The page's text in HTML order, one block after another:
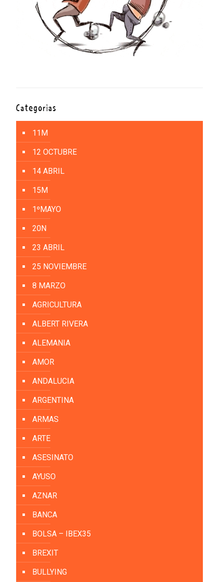
Categorías
11M
12 OCTUBRE
14 ABRIL
15M
1ºMAYO
20N
23 ABRIL
25 NOVIEMBRE
8 MARZO
AGRICULTURA
ALBERT RIVERA
ALEMANIA
AMOR
ANDALUCIA
ARGENTINA
ARMAS
ARTE
ASESINATO
AYUSO
AZNAR
BANCA
BOLSA – IBEX35
BREXIT
BULLYING